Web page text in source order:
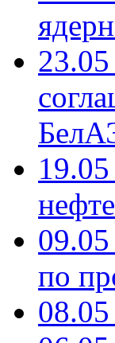
по